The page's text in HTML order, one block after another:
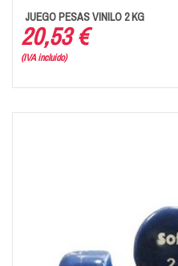
JUEGO PESAS VINILO 2 KG
20,53 €
(IVA incluido)